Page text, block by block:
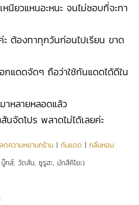
นียวแหนอะหนะ จนไม่ชอบที่จะทา
ต้องทาทุกวันก่อนไปเรียน ขาด
กแดดจัดๆ ถือว่าใช้กันแดดได้ดีใน
าหลายหลอดแล้ว
นจัดโปร พลาดไม่ได้เลยค่ะ
ลดความหยาบกร้าน |กันแดด |กลิ่นหอม
ทส์, วัตสัน, ซูรูฮะ, มัทสึคิโยะ)